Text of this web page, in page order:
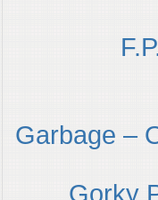
Garbage –
Gorky